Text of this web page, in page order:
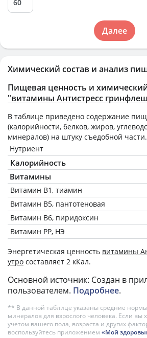
Химический состав и анализ
Пищевая ценность и
"витамины Антистресс
В таблице приведено содержание
(калорийности, белков, жиров,
минералов) на штуку съедобной части.
Нутриент
Калорийность
Витамины
Витамин В1, тиамин
Витамин В5, пантотеновая
Витамин В6, пиридоксин
Витамин РР, НЭ
Энергетическая ценность витамины
утро составляет 2 кКал.
Основной источник: Создан в
пользователем. Подробнее.
** В данной таблице указаны средние
минералов для взрослого человека. Если вы
учетом вашего пола, возраста и других
воспользуйтесь приложением «Мой
Далее